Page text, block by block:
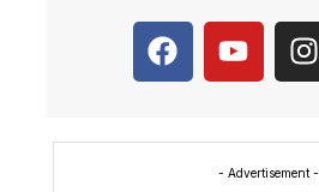
- Advertisement -